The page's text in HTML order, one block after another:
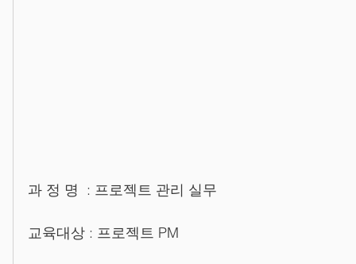
과 정 명  : 프로젝트 관리 실무
교육대상 : 프로젝트 PM